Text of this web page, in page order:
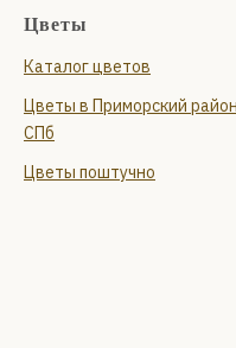
Цветы
Каталог цветов
Цветы в Приморский район
СПб
Цветы поштучно